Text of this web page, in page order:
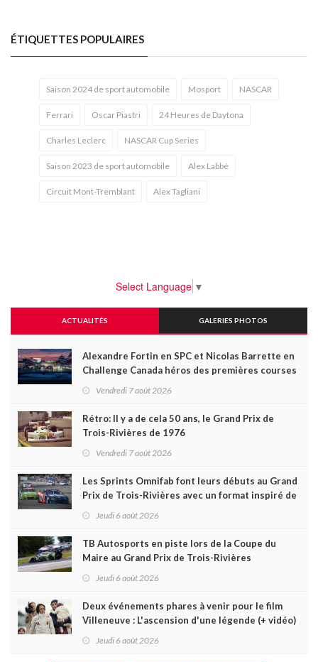
ÉTIQUETTES POPULAIRES
Saison 2024 de sport automobile Mosport NASCAR
Ferrari Oscar Piastri 24 Heures de Daytona
Charles Leclerc NASCAR Cup Series
Saison 2023 de sport automobile Alex Labbé
Circuit Mont-Tremblant Alex Tagliani
Select Language ▼
ACTUALITÉS GALERIES PHOTOS
Alexandre Fortin en SPC et Nicolas Barrette en
Challenge Canada héros des premières courses
Vendredi 7 août 2026
Rétro: Il y a de cela 50 ans, le Grand Prix de
Trois-Rivières de 1976
Vendredi 7 août 2026
Les Sprints Omnifab font leurs débuts au Grand
Prix de Trois-Rivières avec un format inspiré de
Jeudi 6 août 2026
TB Autosports en piste lors de la Coupe du
Maire au Grand Prix de Trois-Rivières
Jeudi 6 août 2026
Deux événements phares à venir pour le film
Villeneuve : L'ascension d'une légende (+ vidéo)
Jeudi 6 août 2026